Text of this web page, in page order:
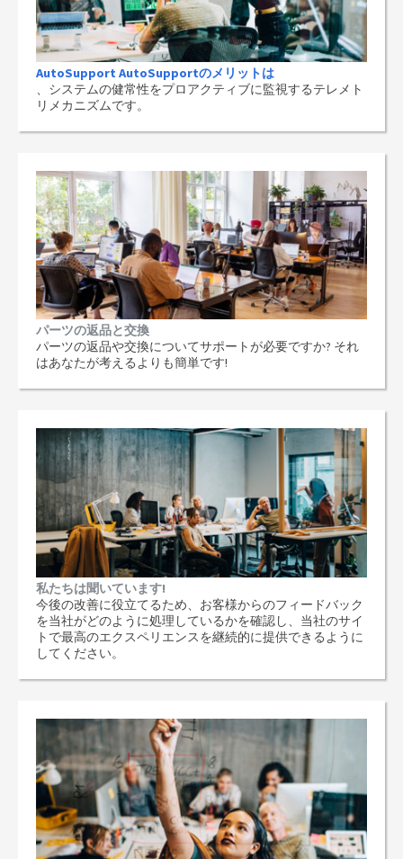
AutoSupport AutoSupportのメリットは
、システムの健常性をプロアクティブに監視するテレメト
リメカニズムです。
パーツの返品と交換
パーツの返品や交換についてサポートが必要ですか? それ
はあなたが考えるよりも簡単です!
私たちは聞いています!
今後の改善に役立てるため、お客様からのフィードバック
を当社がどのように処理しているかを確認し、当社のサイ
トで最高のエクスペリエンスを継続的に提供できるように
してください。